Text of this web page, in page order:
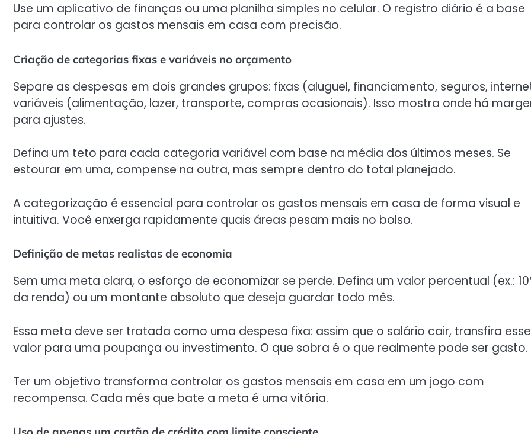
Use um aplicativo de finanças ou uma planilha simples no celular. O registro diário é a base
para controlar os gastos mensais em casa com precisão.
Criação de categorias fixas e variáveis no orçamento
Separe as despesas em dois grandes grupos: fixas (aluguel, financiamento, seguros,
variáveis (alimentação, lazer, transporte, compras ocasionais). Isso mostra onde há
para ajustes.
Defina um teto para cada categoria variável com base na média dos últimos meses. Se
estourar em uma, compense na outra, mas sempre dentro do total planejado.
A categorização é essencial para controlar os gastos mensais em casa de forma visual e
intuitiva. Você enxerga rapidamente quais áreas pesam mais no bolso.
Definição de metas realistas de economia
Sem uma meta clara, o esforço de economizar se perde. Defina um valor percentual (ex.:
da renda) ou um montante absoluto que deseja guardar todo mês.
Essa meta deve ser tratada como uma despesa fixa: assim que o salário cair, transfira esse
valor para uma poupança ou investimento. O que sobra é o que realmente pode ser gasto.
Ter um objetivo transforma controlar os gastos mensais em casa em um jogo com
recompensa. Cada mês que bate a meta é uma vitória.